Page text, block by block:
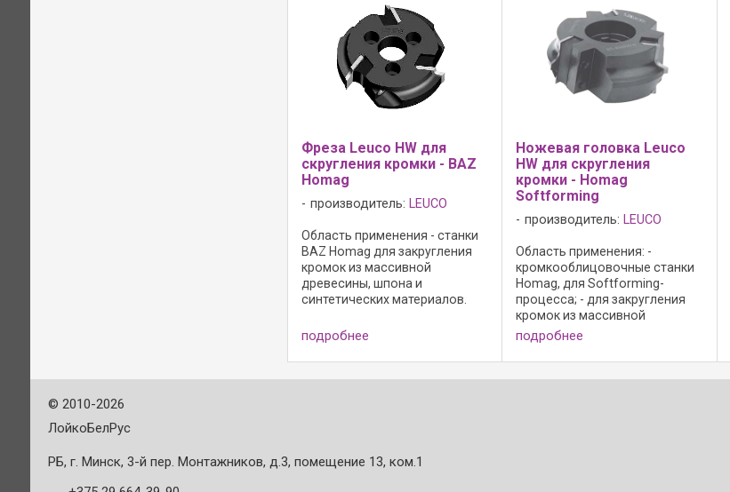
Фреза Leuco HW для
скругления кромки - BAZ
Homag
производитель: LEUCO
Область применения - станки
BAZ Homag для закругления
кромок из массивной
древесины, шпона и
синтетических материалов.
осевого угла; - режущий
материал: HW HL Board 06; - n
max = 18 000 мин-1; -
одинаковый базовый корпус ...
подробнее
Ножевая головка Leuco
HW для скругления
кромки - Homag
Softforming
производитель: LEUCO
Область применения: -
кромкооблицовочные станки
Homag, для Softforming-
процесса; - для закругления
кромок из массивной
древесины, шпона и
синтетических материалов;
Исполнение: - с осевым углом;
- режущий материал: HW HL
подробнее
© 2010-2026
ЛойкоБелРус
РБ, г. Минск, 3-й пер. Монтажников, д.3, помещение 13, ком.1